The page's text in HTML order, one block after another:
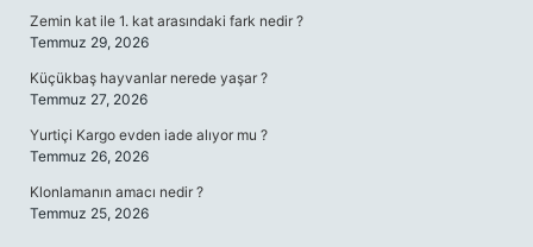
Zemin kat ile 1. kat arasındaki fark nedir ?
Temmuz 29, 2026
Küçükbaş hayvanlar nerede yaşar ?
Temmuz 27, 2026
Yurtiçi Kargo evden iade alıyor mu ?
Temmuz 26, 2026
Klonlamanın amacı nedir ?
Temmuz 25, 2026